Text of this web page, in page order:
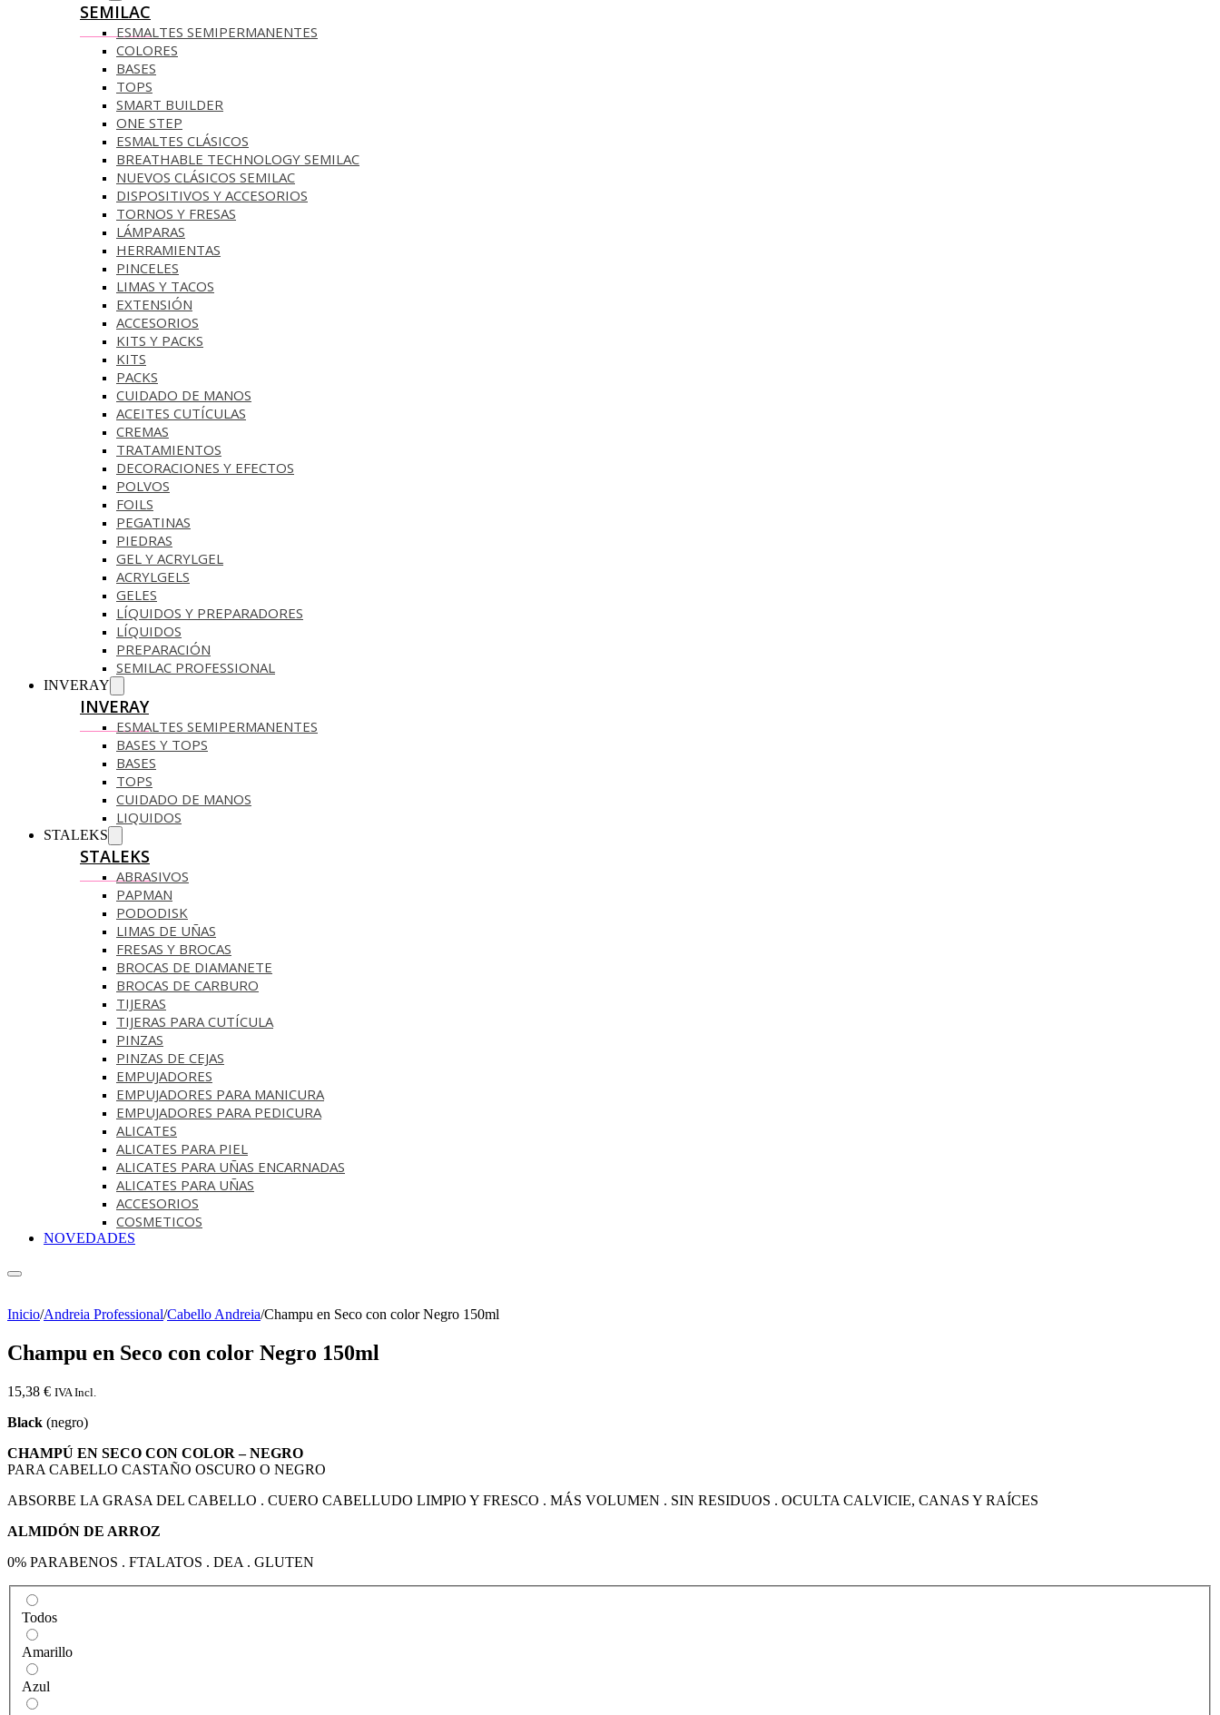
SEMILAC
ESMALTES SEMIPERMANENTES
COLORES
BASES
TOPS
SMART BUILDER
ONE STEP
ESMALTES CLÁSICOS
BREATHABLE TECHNOLOGY SEMILAC
NUEVOS CLÁSICOS SEMILAC
DISPOSITIVOS Y ACCESORIOS
TORNOS Y FRESAS
LÁMPARAS
HERRAMIENTAS
PINCELES
LIMAS Y TACOS
EXTENSIÓN
ACCESORIOS
KITS Y PACKS
KITS
PACKS
CUIDADO DE MANOS
ACEITES CUTÍCULAS
CREMAS
TRATAMIENTOS
DECORACIONES Y EFECTOS
POLVOS
FOILS
PEGATINAS
PIEDRAS
GEL Y ACRYLGEL
ACRYLGELS
GELES
LÍQUIDOS Y PREPARADORES
LÍQUIDOS
PREPARACIÓN
SEMILAC PROFESSIONAL
INVERAY
INVERAY
ESMALTES SEMIPERMANENTES
BASES Y TOPS
BASES
TOPS
CUIDADO DE MANOS
LIQUIDOS
STALEKS
STALEKS
ABRASIVOS
PAPMAN
PODODISK
LIMAS DE UÑAS
FRESAS Y BROCAS
BROCAS DE DIAMANETE
BROCAS DE CARBURO
TIJERAS
TIJERAS PARA CUTÍCULA
PINZAS
PINZAS DE CEJAS
EMPUJADORES
EMPUJADORES PARA MANICURA
EMPUJADORES PARA PEDICURA
ALICATES
ALICATES PARA PIEL
ALICATES PARA UÑAS ENCARNADAS
ALICATES PARA UÑAS
ACCESORIOS
COSMETICOS
NOVEDADES
Inicio/Andreia Professional/Cabello Andreia/Champu en Seco con color Negro 150ml
Champu en Seco con color Negro 150ml
15,38 € IVA Incl.
Black (negro)
CHAMPÚ EN SECO CON COLOR – NEGRO
PARA CABELLO CASTAÑO OSCURO O NEGRO
ABSORBE LA GRASA DEL CABELLO . CUERO CABELLUDO LIMPIO Y FRESCO . MÁS VOLUMEN . SIN RESIDUOS . OCULTA CALVICIE, CANAS Y RAÍCES
ALMIDÓN DE ARROZ
0% PARABENOS . FTALATOS . DEA . GLUTEN
Todos
Amarillo
Azul